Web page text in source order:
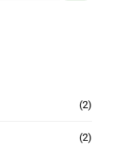
(2)
(2)